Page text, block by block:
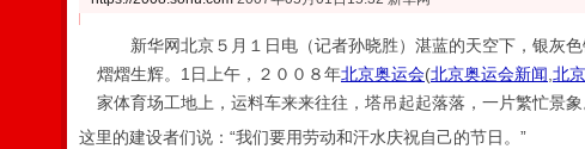
新华网北京５月１日电（记者孙晓胜）湛蓝的天空下，银灰色
熠熠生辉。1日上午，２００８年北京奥运会(北京奥运会新闻 北
家体育场工地上，运料车来来往往，塔吊起起落落，一片繁忙景象
这里的建设者们说：“我们要用劳动和汗水庆祝自己的节日。”